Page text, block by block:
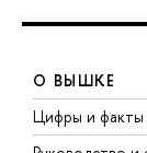
О ВЫШКЕ
Цифры и факты